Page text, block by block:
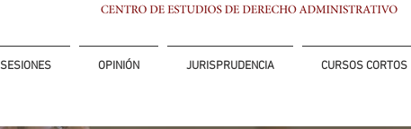
SESIONES OPINIÓN JURISPRUDENCIA CURSOS CORTOS